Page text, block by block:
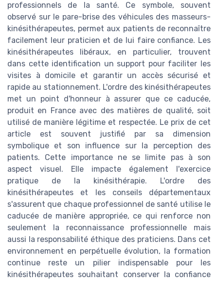
professionnels de la santé. Ce symbole, souvent
observé sur le pare-brise des véhicules des masseurs-
kinésithérapeutes, permet aux patients de reconnaître
facilement leur praticien et de lui faire confiance. Les
kinésithérapeutes libéraux, en particulier, trouvent
dans cette identification un support pour faciliter les
visites à domicile et garantir un accès sécurisé et
rapide au stationnement. L'ordre des kinésithérapeutes
met un point d'honneur à assurer que ce caducée,
produit en France avec des matières de qualité, soit
utilisé de manière légitime et respectée. Le prix de cet
article est souvent justifié par sa dimension
symbolique et son influence sur la perception des
patients. Cette importance ne se limite pas à son
aspect visuel. Elle impacte également l'exercice
pratique de la kinésithérapie. L'ordre des
kinésithérapeutes et les conseils départementaux
s'assurent que chaque professionnel de santé utilise le
caducée de manière appropriée, ce qui renforce non
seulement la reconnaissance professionnelle mais
aussi la responsabilité éthique des praticiens. Dans cet
environnement en perpétuelle évolution, la formation
continue reste un pilier indispensable pour les
kinésithérapeutes souhaitant conserver la confiance